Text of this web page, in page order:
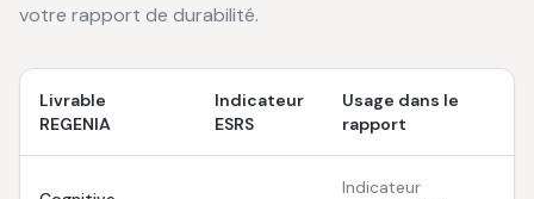
votre rapport de durabilité.
Livrable
REGENIA
Indicateur
ESRS
Usage dans le
rapport
Indicateur